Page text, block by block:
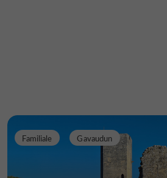
Familiale Gavaudun